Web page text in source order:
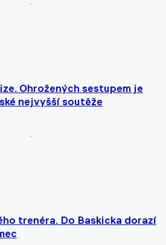
Ohrožených sestupem je
nejvyšší soutěže
trenéra. Do Baskicka dorazí